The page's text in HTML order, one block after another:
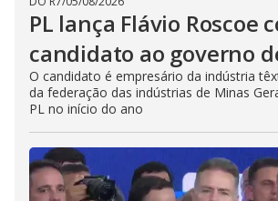
PL lança Flávio Roscoe
candidato ao governo
O candidato é empresário da indústria
da federação das indústrias de Minas
PL no início do ano